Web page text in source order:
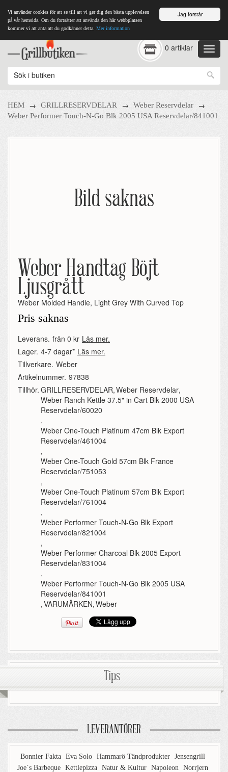
Jag förstår
Vi använder cookies för att se till att vi ger dig den bästa upplevelsen
på vår hemsida. Om du fortsätter att använda den här webbplatsen
kommer vi att anta att du godkänner detta. Mer information
0 artiklar
HEM → GRILLRESERVDELAR → Weber Reservdelar →
Weber Performer Touch-N-Go Blk 2005 USA Reservdelar/841001
Bild saknas
Weber Handtag Böjt
Ljusgrått
Weber Molded Handle, Light Grey With Curved Top
Pris saknas
Leverans. från 0 kr Läs mer.
Lager. 4-7 dagar* Läs mer.
Tillverkare. Weber
Artikelnummer. 97838
Tillhör. GRILLRESERVDELAR,Weber Reservdelar,
Weber Ranch Kettle 37.5" in Cart Blk 2000 USA
Reservdelar/60020
,
Weber One-Touch Platinum 47cm Blk Export
Reservdelar/461004
,
Weber One-Touch Gold 57cm Blk France
Reservdelar/751053
,
Weber One-Touch Platinum 57cm Blk Export
Reservdelar/761004
,
Weber Performer Touch-N-Go Blk Export
Reservdelar/821004
,
Weber Performer Charcoal Blk 2005 Export
Reservdelar/831004
,
Weber Performer Touch-N-Go Blk 2005 USA
Reservdelar/841001
,VARUMÄRKEN,Weber
Tips
LEVERANTÖRER
Bonnier Fakta Eva Solo Hammarö Tändprodukter Jensengrill
Joe´s Barbeque Kettlepizza Natur & Kultur Napoleon Norrjern